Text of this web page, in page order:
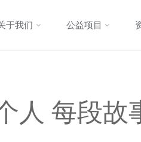
于我们 公益项目
人 每段故